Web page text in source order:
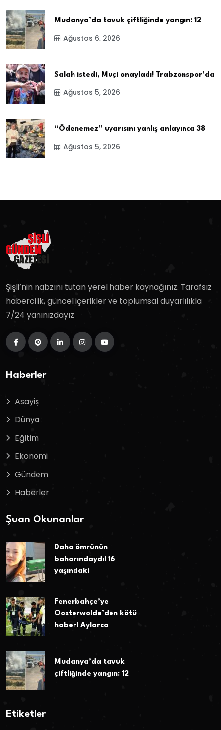
Mudanya’da tavuk çiftliğinde yangın: 12
Ağustos 6, 2026
Salah istedi, Muçi onayladı! Trabzonspor’da
Ağustos 5, 2026
“Ödenemez” uyarısını yanlış anlayınca 38
Ağustos 5, 2026
Şişli’nin nabzını tutan yerel haber kaynağınız. Tarafsız
habercilik, güncel içerikler ve toplumsal duyarlılıkla
7/24 yanınızdayız
Haberler
Asayiş
Dünya
Eğitim
Ekonomi
Gündem
Haberler
Şuan Okunanlar
Daha ömrünün
baharındaydı! 16
yaşındaki
Fenerbahçe’ye
Oosterwolde’den kötü
haber! Aylarca
Mudanya’da tavuk
çiftliğinde yangın: 12
Etiketler